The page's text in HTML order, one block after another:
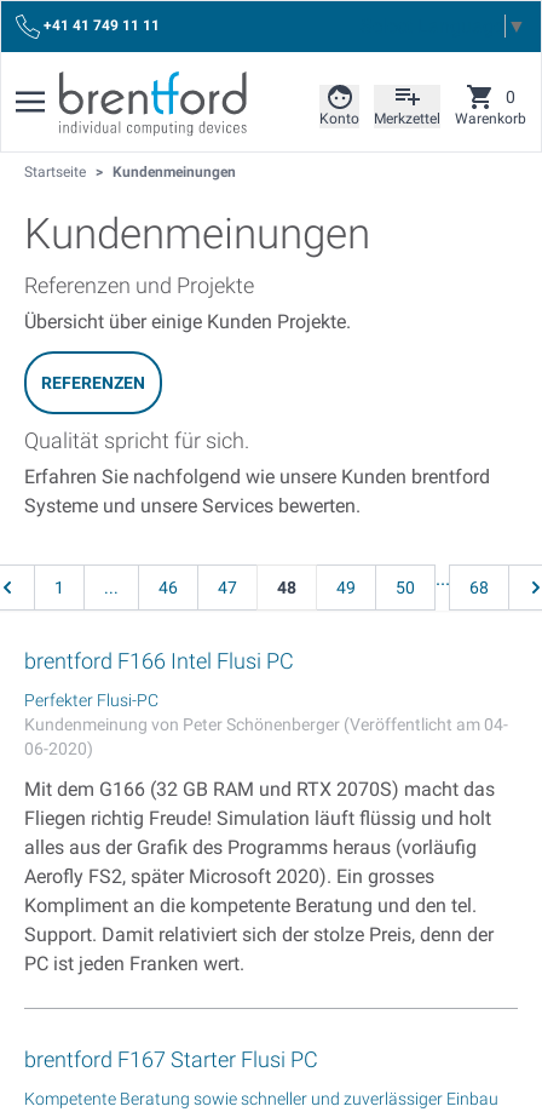
+41 41 749 11 11 ▼
Konto Merkzettel Warenkorb
0
Startseite > Kundenmeinungen
Kundenmeinungen
Referenzen und Projekte
Übersicht über einige Kunden Projekte.
REFERENZEN
Qualität spricht für sich.
Erfahren Sie nachfolgend wie unsere Kunden brentford
Systeme und unsere Services bewerten.
Seite
Seite
1 ... Seite
46 Seite
47 Sie lesen gerade Seite
48 Seite
49 Seite
50 ... Seite
68
brentford F166 Intel Flusi PC
Perfekter Flusi-PC
Kundenmeinung von Peter Schönenberger (Veröffentlicht am 04-
06-2020)
Mit dem G166 (32 GB RAM und RTX 2070S) macht das
Fliegen richtig Freude! Simulation läuft flüssig und holt
alles aus der Grafik des Programms heraus (vorläufig
Aerofly FS2, später Microsoft 2020). Ein grosses
Kompliment an die kompetente Beratung und den tel.
Support. Damit relativiert sich der stolze Preis, denn der
PC ist jeden Franken wert.
brentford F167 Starter Flusi PC
Kompetente Beratung sowie schneller und zuverlässiger Einbau